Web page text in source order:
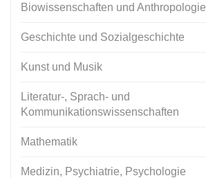
Biowissenschaften und Anthropologie
Geschichte und Sozialgeschichte
Kunst und Musik
Literatur-, Sprach- und
Kommunikationswissenschaften
Mathematik
Medizin, Psychiatrie, Psychologie